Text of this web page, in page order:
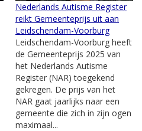
Nederlands Autisme Register
reikt Gemeenteprijs uit aan
Leidschendam-Voorburg
Leidschendam-Voorburg heeft
de Gemeenteprijs 2025 van
het Nederlands Autisme
Register (NAR) toegekend
gekregen. De prijs van het
NAR gaat jaarlijks naar een
gemeente die zich in zijn ogen
maximaal...